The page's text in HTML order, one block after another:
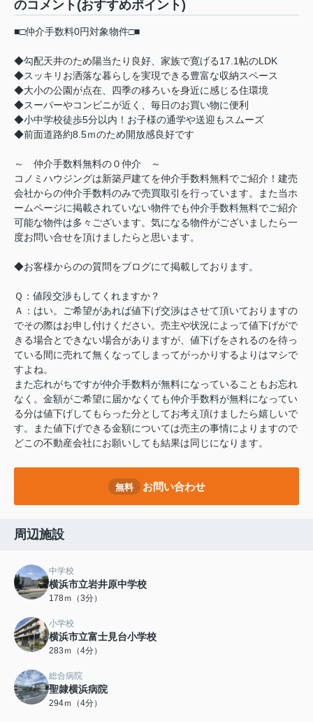
のコメント(おすすめポイント)
■□仲介手数料0円対象物件□■
◆勾配天井のため陽当たり良好、家族で寛げる17.1帖のLDK
◆スッキリお洒落な暮らしを実現できる豊富な収納スペース
◆大小の公園が点在、四季の移ろいを身近に感じる住環境
◆スーパーやコンビニが近く、毎日のお買い物に便利
◆小中学校徒歩5分以内！お子様の通学や送迎もスムーズ
◆前面道路約8.5ｍのため開放感良好です
～ 仲介手数料無料の０仲介 ～
コノミハウジングは新築戸建てを仲介手数料無料でご紹介！建売
会社からの仲介手数料のみで売買取引を行っています。また当ホ
ームページに掲載されていない物件でも仲介手数料無料でご紹介
可能な物件は多々ございます。気になる物件がございましたら一
度お問い合せを頂けましたらと思います。
◆お客様からのの質問をブログにて掲載しております。
Ｑ：値段交渉もしてくれますか？
Ａ：はい。ご希望があれば値下げ交渉はさせて頂いておりますの
でその際はお申し付けください。売主や状況によって値下げがで
きる場合とできない場合がありますが、値下げをされるのを待っ
ている間に売れて無くなってしまってがっかりするよりはマシで
すよね。
また忘れがちですが仲介手数料が無料になっていることもお忘れ
なく。金額がご希望に届かなくても仲介手数料が無料になってい
る分は値下げしてもらった分としてお考え頂けましたら嬉しいで
す。また値下げできる金額については売主の事情によりますので
どこの不動産会社にお願いしても結果は同じになります。
無料 お問い合わせ
周辺施設
中学校
横浜市立岩井原中学校
178ｍ（3分）
小学校
横浜市立富士見台小学校
283ｍ（4分）
総合病院
聖隷横浜病院
294ｍ（4分）